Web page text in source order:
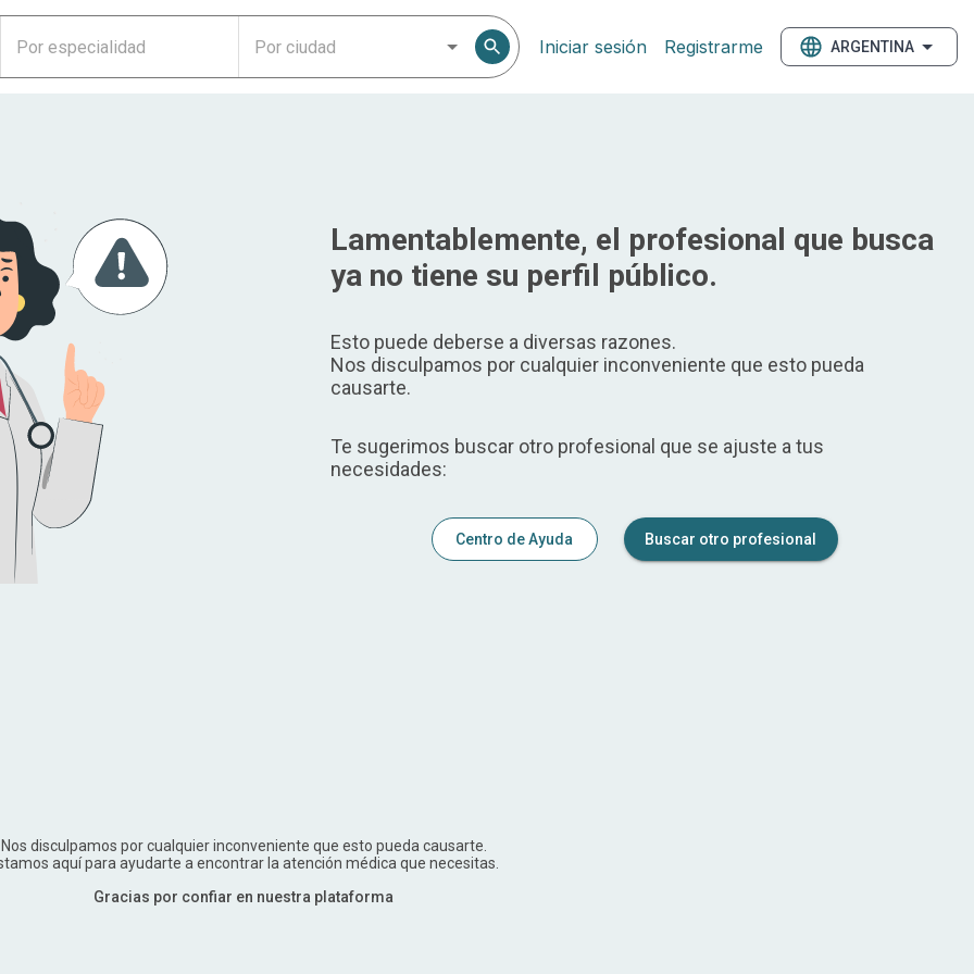
Iniciar sesión Registrarme ARGENTINA
Lamentablemente, el profesional que busca
ya no tiene su perfil público.
Esto puede deberse a diversas razones.
Nos disculpamos por cualquier inconveniente que esto pueda
causarte.
Te sugerimos buscar otro profesional que se ajuste a tus
necesidades:
Centro de Ayuda Buscar otro profesional
Nos disculpamos por cualquier inconveniente que esto pueda causarte.
aquí para ayudarte a encontrar la atención médica que necesitas.
Gracias por confiar en nuestra plataforma